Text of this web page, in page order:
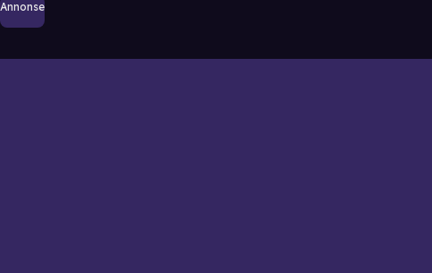
Annonse